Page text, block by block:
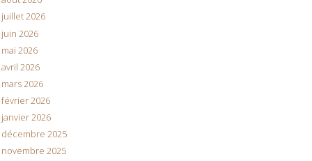
juillet 2026
juin 2026
mai 2026
avril 2026
mars 2026
février 2026
janvier 2026
décembre 2025
novembre 2025